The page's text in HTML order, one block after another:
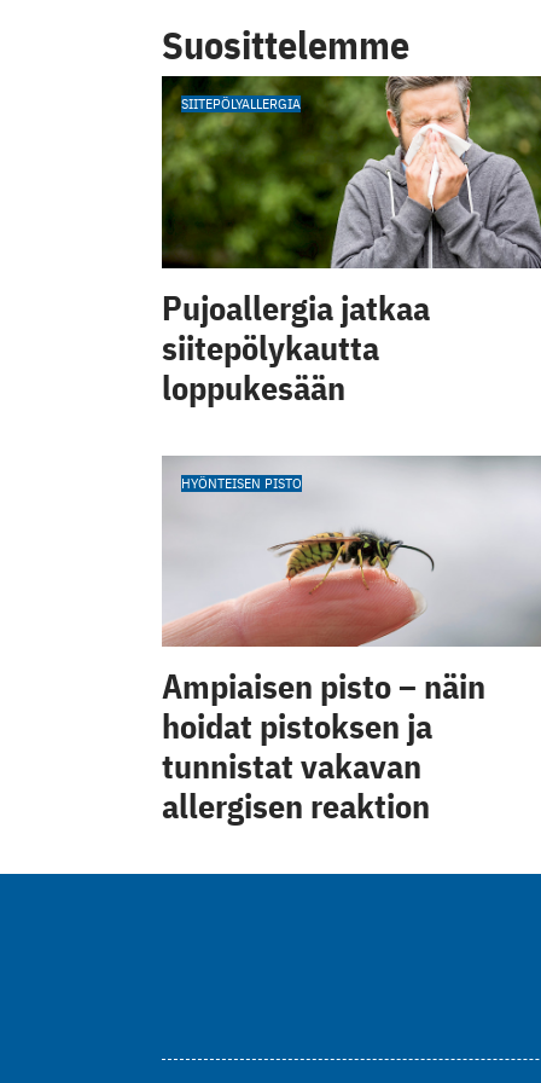
Suosittelemme
SIITEPÖLYALLERGIA
Pujoallergia jatkaa
siitepölykautta
loppukesään
HYÖNTEISEN PISTO
Ampiaisen pisto – näin
hoidat pistoksen ja
tunnistat vakavan
allergisen reaktion